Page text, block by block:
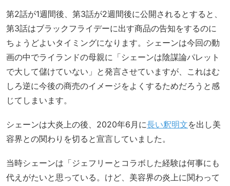
第2話が1週間後、第3話が2週間後に公開されるとすると、
第3話はブラックフライデーに出す商品の告知をするのに
ちょうどよいタイミングになります。シェーンは今回の動
画の中でライランドの母親に「シェーンは陰謀論パレット
で大して儲けていない」と発言させていますが、これはむ
しろ逆に今後の商売のイメージをよくするためだろうと感
じてしまいます。
シェーンは大炎上の後、2020年6月に長い釈明文を出し美
容界との関わりを切ると宣言していました。
当時シェーンは「ジェフリーとコラボした経験は何事にも
代えがたいと思っている。けど、美容界の炎上に関わって